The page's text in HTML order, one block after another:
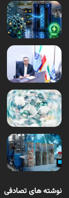
نوشته های تصادفی